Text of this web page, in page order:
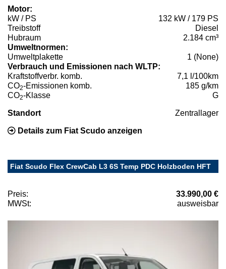
Motor:
kW / PS
132 kW / 179 PS
Treibstoff
Diesel
Hubraum
2.184 cm³
Umweltnormen:
Umweltplakette
1 (None)
Verbrauch und Emissionen nach WLTP:
Kraftstoffverbr. komb.
7,1 l/100km
CO2-Emissionen komb.
185 g/km
CO2-Klasse G
Standort Zentrallager
Details zum Fiat Scudo anzeigen
Fiat Scudo Flex CrewCab L3 6S Temp PDC Holzboden HFT
Preis:
33.990,00 €
MWSt:
ausweisbar